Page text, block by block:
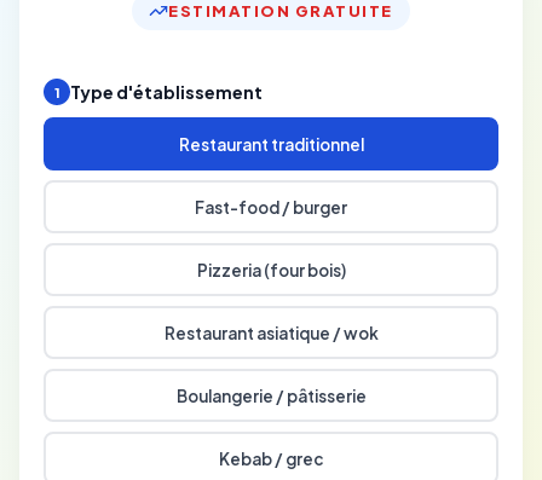
ESTIMATION GRATUITE
1 Type d'établissement
Restaurant traditionnel
Fast-food / burger
Pizzeria (four bois)
Restaurant asiatique / wok
Boulangerie / pâtisserie
Kebab / grec